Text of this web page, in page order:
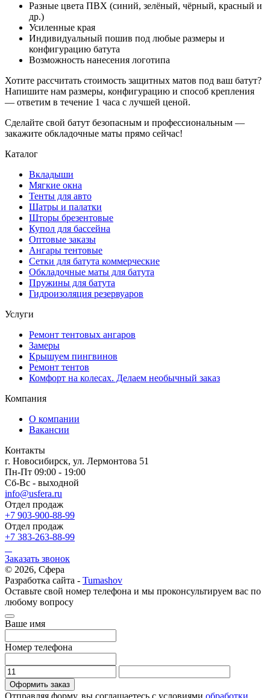
Разные цвета ПВХ (синий, зелёный, чёрный, красный и
др.)
Усиленные края
Индивидуальный пошив под любые размеры и
конфигурацию батута
Возможность нанесения логотипа
Хотите рассчитать стоимость защитных матов под ваш батут?
Напишите нам размеры, конфигурацию и способ крепления
— ответим в течение 1 часа с лучшей ценой.
Сделайте свой батут безопасным и профессиональным —
закажите обкладочные маты прямо сейчас!
Каталог
Вкладыши
Мягкие окна
Тенты для авто
Шатры и палатки
Шторы брезентовые
Купол для бассейна
Оптовые заказы
Ангары тентовые
Сетки для батута коммерческие
Обкладочные маты для батута
Пружины для батута
Гидроизоляция резервуаров
Услуги
Ремонт тентовых ангаров
Замеры
Крышуем пингвинов
Ремонт тентов
Комфорт на колесах. Делаем необычный заказ
Компания
О компании
Вакансии
Контакты
г. Новосибирск, ул. Лермонтова 51
Пн-Пт 09:00 - 19:00
Сб-Вс - выходной
info@usfera.ru
Отдел продаж
+7 903-900-88-99
Отдел продаж
+7 383-263-88-99
Заказать звонок
© 2026, Сфера
Разработка сайта - Tumashov
Оставьте свой номер телефона и мы проконсультируем вас по
любому вопросу
Ваше имя
Номер телефона
Оформить заказ